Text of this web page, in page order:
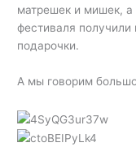
матрешек и мишек, а
фестиваля
подарочки.
А мы говорим